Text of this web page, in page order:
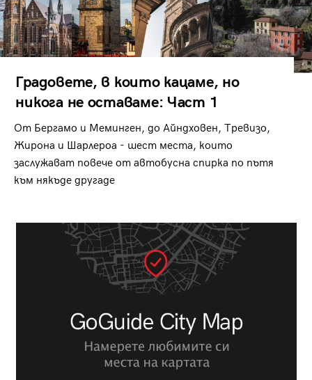
Градовете, в които кацаме, но
никога не оставаме: Част 1
От Бергамо и Меминген, до Айндховен, Тревизо,
Жирона и Шарлероа - шест места, които
заслужават повече от автобусна спирка по пътя
към някъде другаде